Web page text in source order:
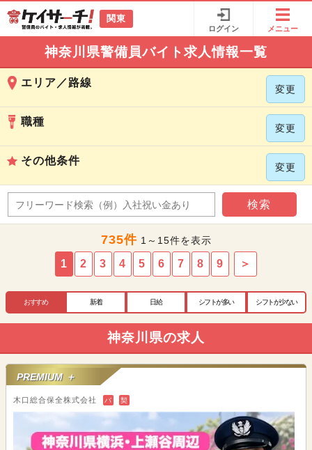
関東
ログイン メニュー
神奈川県警備員バイト求人情報一覧
エリア／路線
変更
職種
変更
その他条件
変更
検索
735件1～15件を表示
1 2 3 4 5 6 7 8 9 ＞
おすすめ 新着 日給 シフトが多い シフトが少ない
神奈川県の求人
PREMIUM ＋
木口総合保全株式会社 バ 契